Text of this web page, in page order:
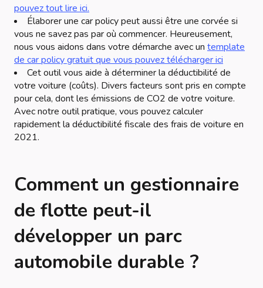
pouvez tout lire ici.
Élaborer une car policy peut aussi être une corvée si
vous ne savez pas par où commencer. Heureusement,
nous vous aidons dans votre démarche avec un template
de car policy gratuit que vous pouvez télécharger ici
Cet outil vous aide à déterminer la déductibilité de
votre voiture (coûts). Divers facteurs sont pris en compte
pour cela, dont les émissions de CO2 de votre voiture.
Avec notre outil pratique, vous pouvez calculer
rapidement la déductibilité fiscale des frais de voiture en
2021.
Comment un gestionnaire
de flotte peut-il
développer un parc
automobile durable ?